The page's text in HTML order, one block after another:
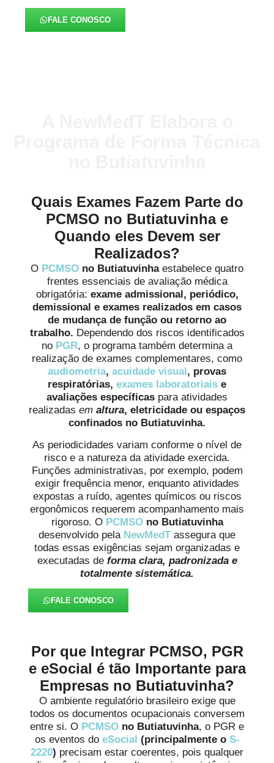
FALE CONOSCO
Quais Exames Fazem Parte do
PCMSO no Butiatuvinha e
Quando eles Devem ser
Realizados?
O PCMSO no Butiatuvinhaestabelece quatro
frentes essenciais de avaliação médica
obrigatória: exame admissional, periódico,
demissional e exames realizados em casos
de mudança de função ou retorno ao
trabalho. Dependendo dos riscos identificados
no PGR, o programa também determina a
realização de exames complementares, como
audiometria, acuidade visual , provas
respiratórias, exames laboratoriais e
avaliações específicas para atividades
realizadas em altura, eletricidade ou espaços
confinados no Butiatuvinha.
As periodicidades variam conforme o nível de
risco e a natureza da atividade exercida.
Funções administrativas, por exemplo, podem
exigir frequência menor, enquanto atividades
expostas a ruído, agentes químicos ou riscos
ergonômicos requerem acompanhamento mais
rigoroso. O PCMSOno Butiatuvinha
desenvolvido pela NewMedT assegura que
todas essas exigências sejam organizadas e
executadas de forma clara, padronizada e
totalmente sistemática.
FALE CONOSCO
Por que Integrar PCMSO, PGR
e eSocial é tão Importante para
Empresas no Butiatuvinha?
O ambiente regulatório brasileiro exige que
todos os documentos ocupacionais conversem
entre si. O PCMSO no Butiatuvinha, o PGR e
os eventos do eSocial (principalmente o S-
2220) precisam estar coerentes, pois qualquer